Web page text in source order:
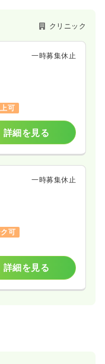
クリニック
一時募集休止
可
詳細を見る
一時募集休止
可
詳細を見る